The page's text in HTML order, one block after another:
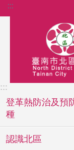
跳到主要內容區塊
:::
:::
登革熱防治及預
種
認識北區